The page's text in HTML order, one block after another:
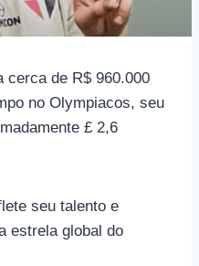
cerca de R$ 960.000
no Olympiacos, seu
£ 2,6
seu talento e
estrela global do